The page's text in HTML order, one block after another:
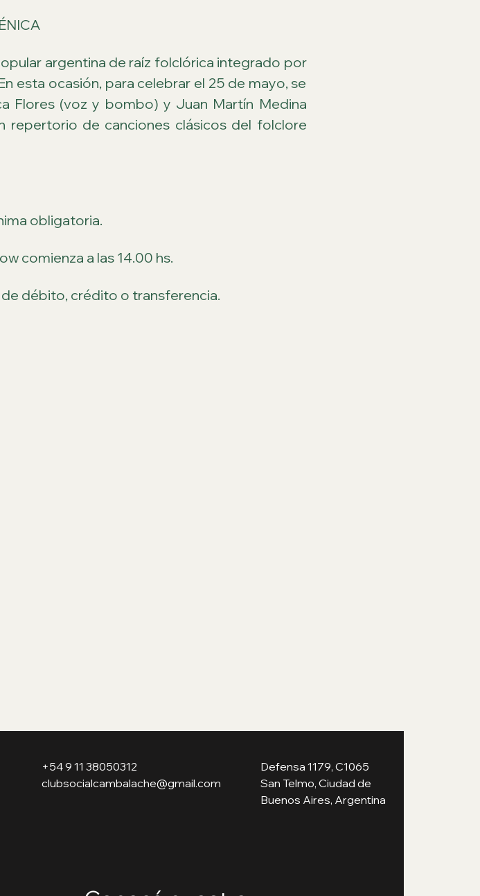
argentina de raíz folclórica integrado por
esta ocasión, para celebrar el 25 de mayo, se
Flores (voz y bombo) y Juan Martín Medina
repertorio de canciones clásicos del folclore
obligatoria.
comienza a las 14.00 hs.
débito, crédito o transferencia.
+54 9 11 38050312
clubsocialcambalache@gmail.com
Defensa 1179, C1065
San Telmo, Ciudad de
Buenos Aires, Argentina